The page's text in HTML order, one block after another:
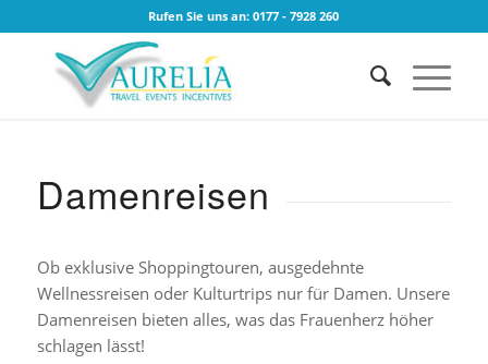
Rufen Sie uns an: 0177 - 7928 260
Damenreisen
Ob exklusive Shoppingtouren, ausgedehnte
Wellnessreisen oder Kulturtrips nur für Damen. Unsere
Damenreisen bieten alles, was das Frauenherz höher
schlagen lässt!